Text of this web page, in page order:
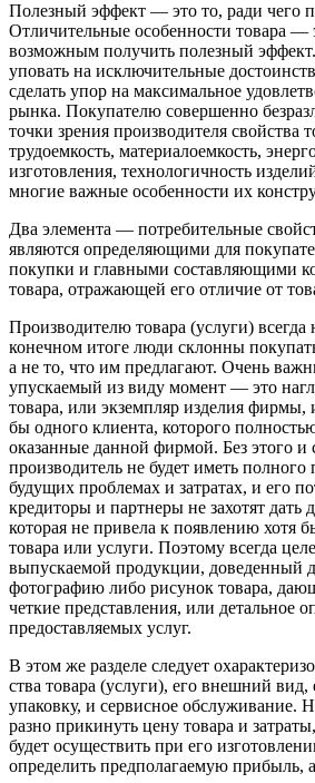
Полезный эффект — это то, ради чего
Отличительные особенности товара —
возмож­ным получить полезный
уповать на исключительные
сделать упор на максимальное
рынка. Покупателю совершенно
точки зрения производителя свойства
трудоемкость, материалоемкость,
изготовления, технологичность
многие важные особенности их
Два элемента — потребительные
являются определяющими для
покупки и главными составляющими
товара, отражающей его отличие от
Произ­водителю товара (услуги)
конечном итоге люди склонны
а не то, что им предлагают. Очень
упуска­емый из виду момент — это
товара, или экземпляр изделия фирмы,
бы одного клиента, которого
оказанные данной фирмой. Без этого и
производитель не будет иметь полного
будущих проблемах и затратах, и его
кредиторы и партнеры не захотят дать
которая не привела к появлению хотя
товара или услуги. Поэтому всегда
выпускаемой продукции, доведенный
фотогра­фию либо рисунок товара,
четкие пред­ставления, или детальное
предоставляемых услуг.
В этом же разделе следует
ства товара (услуги), его внешний
упаковку, и сервисное обслуживание.
разно прикинуть цену товара и
будет осуществить при его
опреде­лить предполагаемую прибыль,